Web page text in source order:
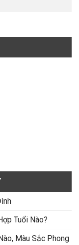
Tuổi Nào?
Màu Sắc Phong